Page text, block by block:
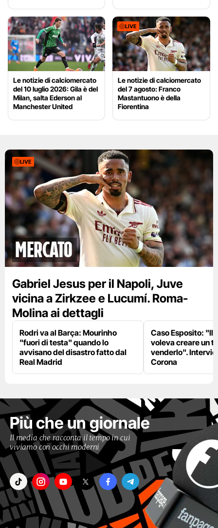
Le notizie di calciomercato
del 10 luglio 2026: Gila è del
Milan, salta Ederson al
Manchester United
LIVE
Le notizie di calciomercato
del 7 agosto: Franco
Mastantuono è della
Fiorentina
LIVE
mercato
Gabriel Jesus per il Napoli, Juve
vicina a Zirkzee e Lucumí. Roma-
Molina ai dettagli
Rodri va al Barça: Mourinho
"fuori di testa" quando lo
avvisano del disastro fatto dal
Real Madrid
Caso Esposito: "Il
voleva creare un
venderlo".
Corona
Più che un giornale
Il media che racconta il tempo in cui
viviamo con occhi moderni